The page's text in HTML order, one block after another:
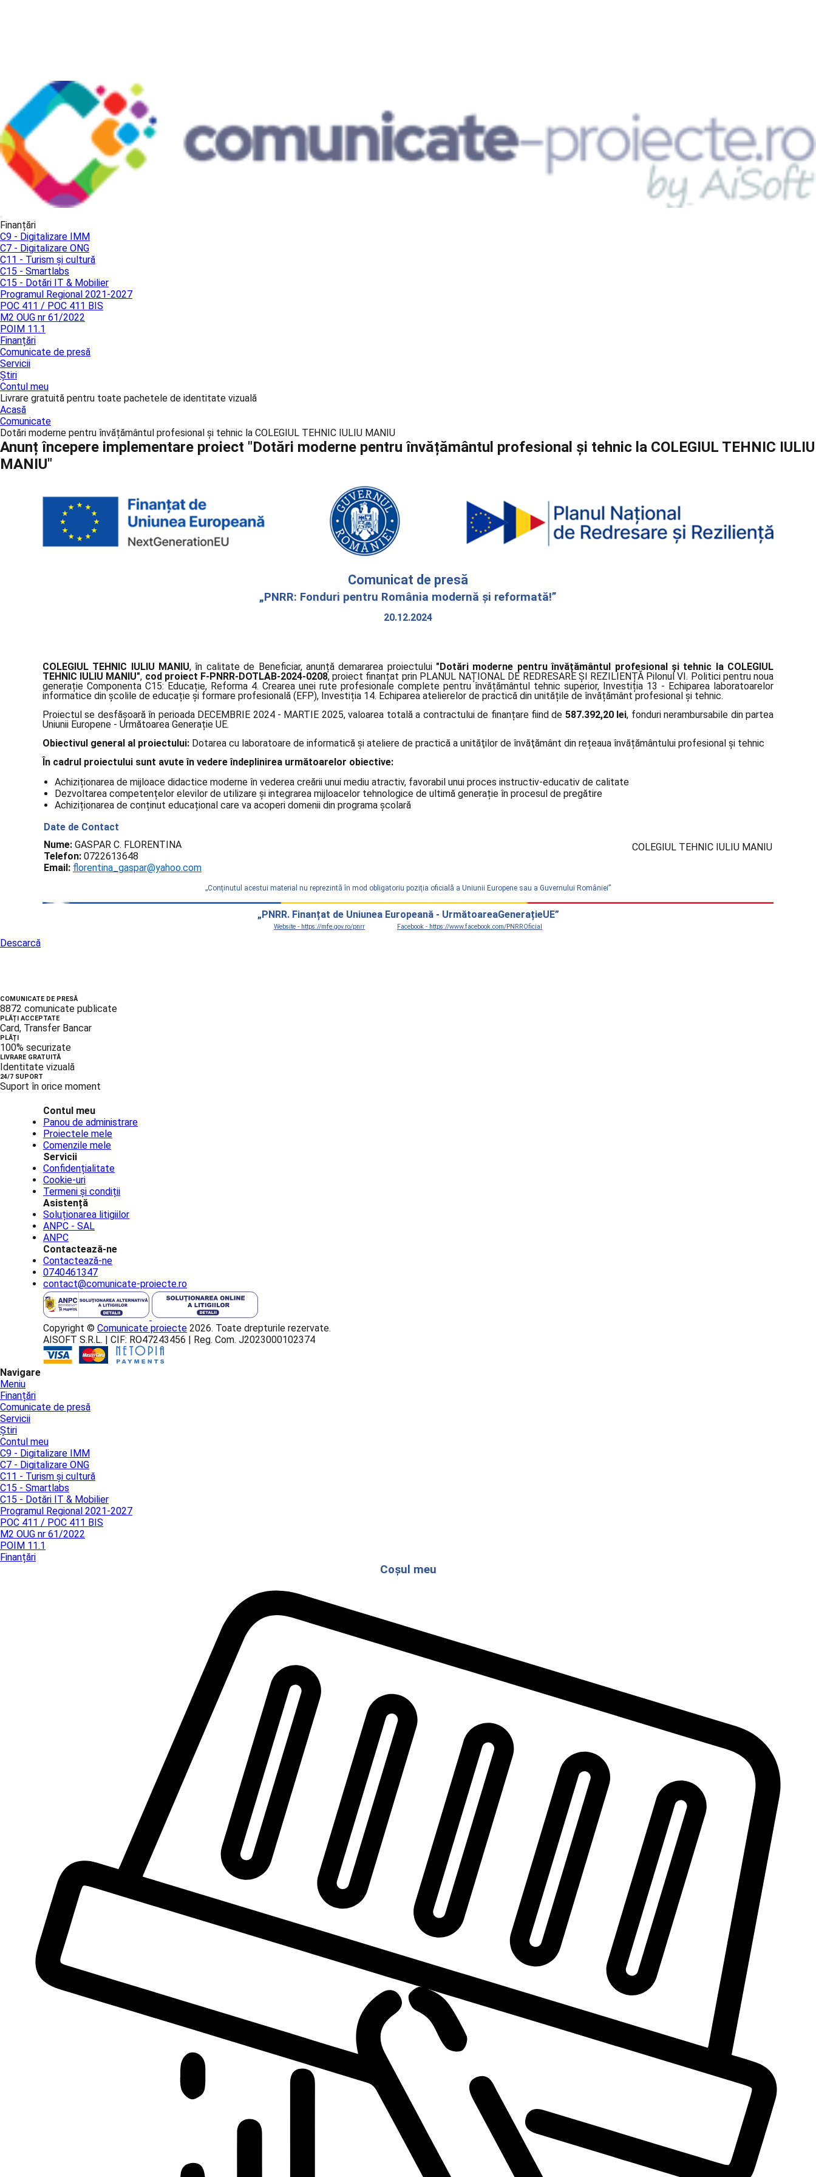
Finanțări
C9 - Digitalizare IMM
C7 - Digitalizare ONG
C11 - Turism și cultură
C15 - Smartlabs
C15 - Dotări IT & Mobilier
Programul Regional 2021-2027
POC 411 / POC 411 BIS
M2 OUG nr 61/2022
POIM 11.1
Finanțări
Comunicate de presă
Servicii
Știri
Contul meu
Livrare gratuită pentru toate pachetele de identitate vizuală
Acasă
Comunicate
Dotări moderne pentru învățământul profesional și tehnic la COLEGIUL TEHNIC IULIU MANIU
Anunț începere implementare proiect "Dotări moderne pentru învățământul profesional și tehnic la COLEGIUL TEHNIC IULIU
MANIU"
Comunicat de presă
„PNRR: Fonduri pentru România modernă și reformată!”
20.12.2024
COLEGIUL TEHNIC IULIU MANIU, în calitate de Beneficiar, anunță demararea proiectului "Dotări moderne pentru învățământul profesional și tehnic la COLEGIUL
TEHNIC IULIU MANIU", cod proiect F-PNRR-DOTLAB-2024-0208, proiect finanțat prin PLANUL NAȚIONAL DE REDRESARE ȘI REZILIENȚĂ Pilonul VI. Politici pentru noua
generație Componenta C15: Educație, Reforma 4. Crearea unei rute profesionale complete pentru învățământul tehnic superior, Investiția 13 - Echiparea laboratoarelor
informatice din școlile de educație și formare profesională (EFP), Investiția 14. Echiparea atelierelor de practică din unitățile de învățământ profesional și tehnic.
Proiectul se desfășoară în perioada DECEMBRIE 2024 - MARTIE 2025, valoarea totală a contractului de finanțare fiind de 587.392,20 lei, fonduri nerambursabile din partea
Uniunii Europene - Următoarea Generație UE.
Obiectivul general al proiectului: Dotarea cu laboratoare de informatică și ateliere de practică a unităţilor de învăţământ din rețeaua învățământului profesional și tehnic
În cadrul proiectului sunt avute în vedere îndeplinirea următoarelor obiective:
Achiziționarea de mijloace didactice moderne în vederea creării unui mediu atractiv, favorabil unui proces instructiv-educativ de calitate
Dezvoltarea competențelor elevilor de utilizare și integrarea mijloacelor tehnologice de ultimă generație în procesul de pregătire
Achiziționarea de conținut educațional care va acoperi domenii din programa școlară
Date de Contact
Nume: GASPAR C. FLORENTINA
Telefon: 0722613648
Email: florentina_gaspar@yahoo.com
COLEGIUL TEHNIC IULIU MANIU
„Conţinutul acestui material nu reprezintă în mod obligatoriu poziţia oficială a Uniunii Europene sau a Guvernului României”
„PNRR. Finanțat de Uniunea Europeană - UrmătoareaGenerațieUE”
Website - https://mfe.gov.ro/pnrr Facebook - https://www.facebook.com/PNRROficial
Descarcă
COMUNICATE DE PRESĂ
8872 comunicate publicate
PLĂȚI ACCEPTATE
Card, Transfer Bancar
PLĂȚI
100% securizate
LIVRARE GRATUITĂ
Identitate vizuală
24/7 SUPORT
Suport în orice moment
Contul meu
Panou de administrare
Proiectele mele
Comenzile mele
Servicii
Confidențialitate
Cookie-uri
Termeni și condiții
Asistență
Soluționarea litigiilor
ANPC - SAL
ANPC
Contactează-ne
Contactează-ne
0740461347
contact@comunicate-proiecte.ro
Copyright © Comunicate proiecte 2026. Toate drepturile rezervate.
AISOFT S.R.L. | CIF: RO47243456 | Reg. Com. J2023000102374
Navigare
Meniu
Finanțări
Comunicate de presă
Servicii
Știri
Contul meu
C9 - Digitalizare IMM
C7 - Digitalizare ONG
C11 - Turism și cultură
C15 - Smartlabs
C15 - Dotări IT & Mobilier
Programul Regional 2021-2027
POC 411 / POC 411 BIS
M2 OUG nr 61/2022
POIM 11.1
Finanțări
Coșul meu